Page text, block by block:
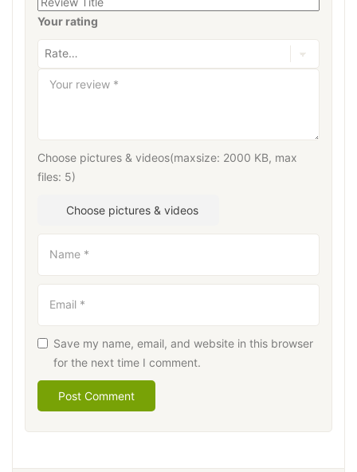
Your rating
Your review *
Choose pictures & videos(maxsize: 2000 KB, max
files: 5)
Choose pictures & videos
Name *
Email *
Save my name, email, and website in this browser
for the next time I comment.